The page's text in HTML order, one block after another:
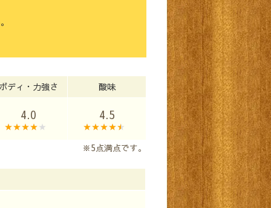
ディ・力強さ 酸味
※5点満点です。
4.0 4.5